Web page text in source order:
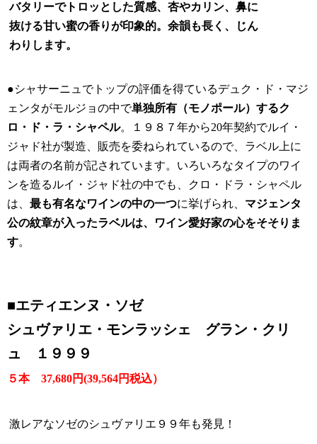
バタリーでトロッとした質感、杏やカリン、鼻に
抜ける甘い蜜の香りが印象的。余韻も長く、じん
わりします。
●シャサーニュでトップの評価を得ているデュク・ド・マジ
ェンタがモルジョの中で単独所有（モノポール）するク
ロ・ド・ラ・シャペル。１９８７年から20年契約でルイ・
ジャド社が製造、販売を委ねられているので、ラベル上に
は両者の名前が記されています。いろいろなタイプのワイ
ンを造るルイ・ジャド社の中でも、クロ・ドラ・シャペル
は、 最も有名なワインの中の一つに挙げられ、 マジェンタ
公の紋章が入ったラベルは、ワイン愛好家の心をそそりま
す。
■エティエンヌ・ソゼ
シュヴァリエ・モンラッシェ グラン・クリ
ュ １９９９
５本 37,680円(39,564円税込）
激レアなソゼのシュヴァリエ９９年も発見！